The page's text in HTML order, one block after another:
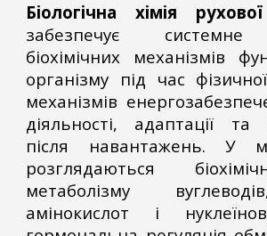
Біологічна хімія
забезпечує системне
біохімічних механізмів
організму під час
механізмів
діяльності, адаптації та
після навантажень. У
розглядаються
метаболізму
амінокислот і